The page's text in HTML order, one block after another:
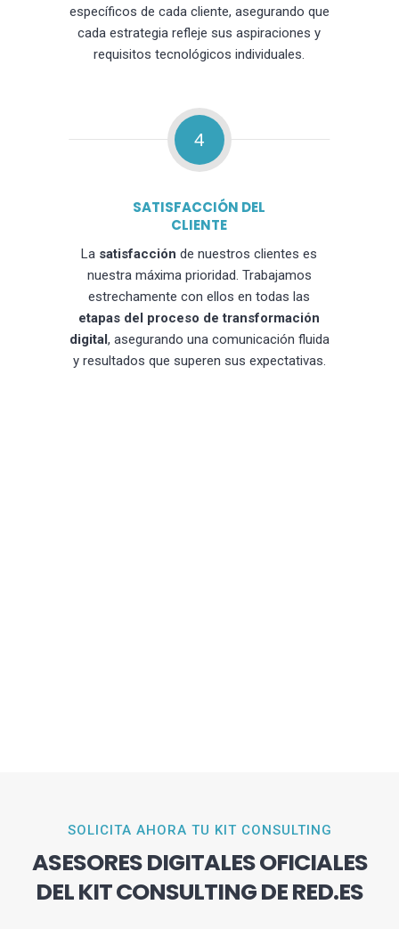
específicos de cada cliente, asegurando que
cada estrategia refleje sus aspiraciones y
requisitos tecnológicos individuales.
4
SATISFACCIÓN DEL
CLIENTE
La satisfacción de nuestros clientes es
nuestra máxima prioridad. Trabajamos
estrechamente con ellos en todas las
etapas del proceso de transformación
digital, asegurando una comunicación fluida
y resultados que superen sus expectativas.
SOLICITA AHORA TU KIT CONSULTING
ASESORES DIGITALES OFICIALES
DEL KIT CONSULTING DE RED.ES